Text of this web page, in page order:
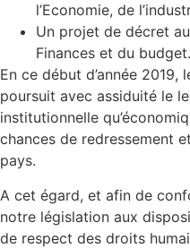
l’Economie, de
Un projet de décret
Finances et du budget.
En ce début d’année 2019,
poursuit avec assiduité le
institutionnelle
chances de redressement
pays.
A cet égard, et afin de
notre législation aux
de respect des droits